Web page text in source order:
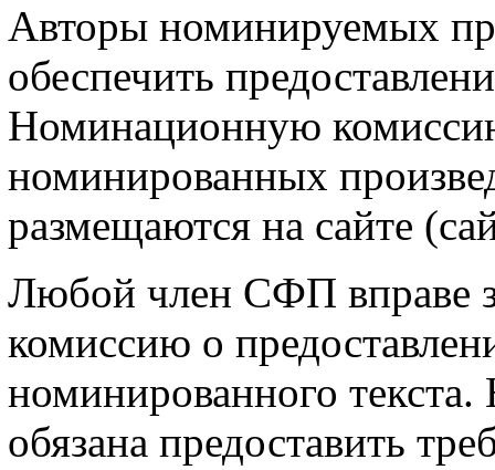
Авторы номинируемых
обеспечить
Номинационную
номинированных
размещаются на сайте
Любой член СФП вправе
комиссию о
номинированного
обязана предоставить